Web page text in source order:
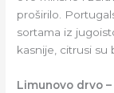
proširilo.
sortama iz
kasnije, citrusi su
Limunovo drvo